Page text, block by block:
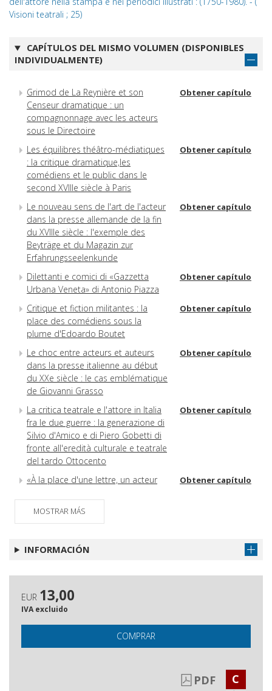
Visioni teatrali ; 25)
CAPÍTULOS DEL MISMO VOLUMEN (DISPONIBLES
INDIVIDUALMENTE)
Grimod de La Reynière et son
Censeur dramatique : un
compagnonnage avec les acteurs
sous le Directoire
Obtener capítulo
Les équilibres théâtro-médiatiques
: la critique dramatique,les
comédiens et le public dans le
second XVIIIe siècle à Paris
Obtener capítulo
Le nouveau sens de l'art de l'acteur
dans la presse allemande de la fin
du XVIIIe siècle : l'exemple des
Beyträge et du Magazin zur
Erfahrungsseelenkunde
Obtener capítulo
Dilettanti e comici di «Gazzetta
Urbana Veneta» di Antonio Piazza
Obtener capítulo
Critique et fiction militantes : la
place des comédiens sous la
plume d'Edoardo Boutet
Obtener capítulo
Le choc entre acteurs et auteurs
dans la presse italienne au début
du XXe siècle : le cas emblématique
de Giovanni Grasso
Obtener capítulo
La critica teatrale e l'attore in Italia
fra le due guerre : la generazione di
Silvio d'Amico e di Piero Gobetti di
fronte all'eredità culturale e teatrale
del tardo Ottocento
Obtener capítulo
«À la place d'une lettre, un acteur
vivant, d'après Sinjaja Bluza
Obtener capítulo
Les écoles de théâtre de Max
presse
Rachel vue par Janin : des débuts de la vedette à
l'immortalisation de la tragédienne
Chaste? Sensuelle? Incomparable! :
MOSTRAR MÁS
INFORMACIÓN
EUR 13,00
IVA excluido
COMPRAR
PDF C